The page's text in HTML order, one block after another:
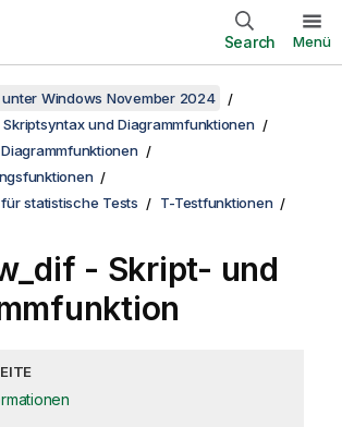
Search Menü
unter Windows November 2024
Skriptsyntax und Diagrammfunktionen
statistische Tests
T-Testfunktionen
- Skript- und